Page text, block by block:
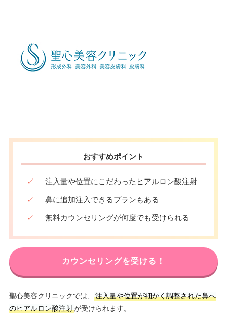
おすすめポイント
✓ 注入量や位置にこだわったヒアルロン酸注射
✓ 鼻に追加注入できるプランもある
✓ 無料カウンセリングが何度でも受けられる
カウンセリングを受ける！
聖心美容クリニックでは、
注入量や位置が細かく調整された鼻へ
のヒアルロン酸注射が受けられます。